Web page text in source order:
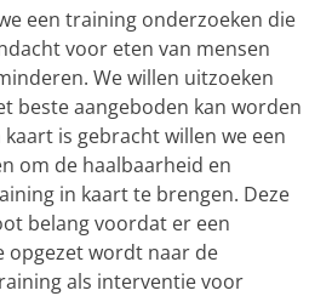
een training onderzoeken die
voor eten van mensen
We willen uitzoeken
beste aangeboden kan worden
is gebracht willen we een
om de haalbaarheid en
in kaart te brengen. Deze
belang voordat er een
opgezet wordt naar de
als interventie voor